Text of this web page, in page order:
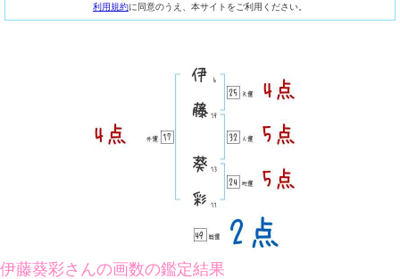
利用規約に同意のうえ、本サイトをご利用ください。
伊藤葵彩さんの画数の鑑定結果